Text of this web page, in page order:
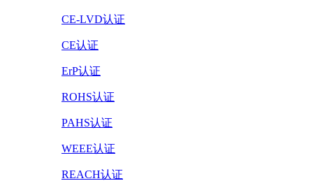
CE-LVD认证
CE认证
ErP认证
ROHS认证
PAHS认证
WEEE认证
REACH认证